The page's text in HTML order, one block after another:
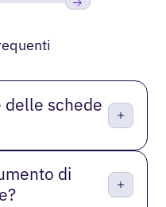
delle schede
di